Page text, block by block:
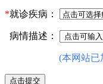
*就诊疾病：
病情描述：
(本网站已